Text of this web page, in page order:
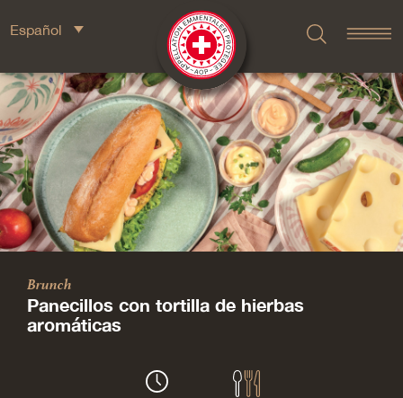
Español
Brunch
Panecillos con tortilla de hierbas
aromáticas